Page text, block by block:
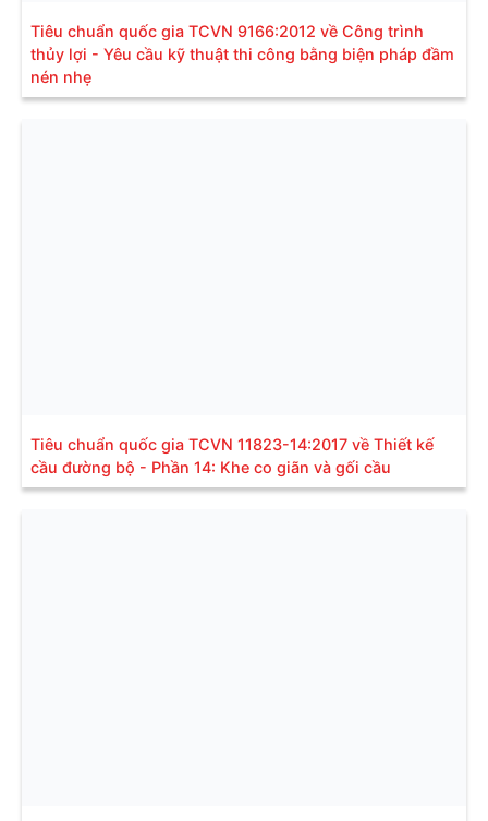
Tiêu chuẩn quốc gia TCVN 9166:2012 về Công trình
thủy lợi - Yêu cầu kỹ thuật thi công bằng biện pháp đầm
nén nhẹ
Tiêu chuẩn quốc gia TCVN 11823-14:2017 về Thiết kế
cầu đường bộ - Phần 14: Khe co giãn và gối cầu